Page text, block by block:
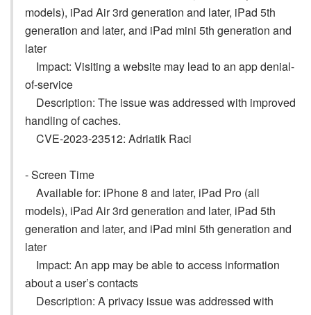
models), iPad Air 3rd generation and later, iPad 5th
generation and later, and iPad mini 5th generation and
later
Impact: Visiting a website may lead to an app denial-
of-service
Description: The issue was addressed with improved
handling of caches.
CVE-2023-23512: Adriatik Raci
- Screen Time
Available for: iPhone 8 and later, iPad Pro (all
models), iPad Air 3rd generation and later, iPad 5th
generation and later, and iPad mini 5th generation and
later
Impact: An app may be able to access information
about a user’s contacts
Description: A privacy issue was addressed with